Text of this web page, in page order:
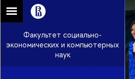
Факультет социально-
экономических и компьютерных
наук